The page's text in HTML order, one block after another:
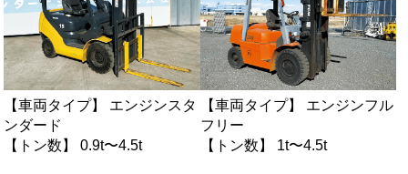
【車両タイプ】 エンジンスタ
ンダード
【トン数】 0.9t〜4.5t
【車両タイプ】 エンジンフル
フリー
【トン数】 1t〜4.5t